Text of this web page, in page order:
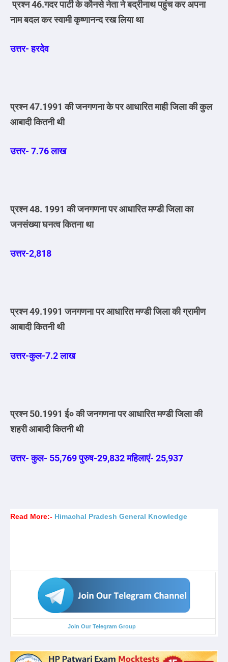
प्रश्न 46.गदर पार्टी के कौनसे नेता ने बद्रीनाथ पहुंच कर अपना
नाम बदल कर स्वामी कृष्णानन्द रख लिया था
उत्तर- हरदेव
प्रश्न 47.1991 की जनगणना के पर आधारित माही जिला की कुल
आबादी कितनी थी
उत्तर- 7.76 लाख
प्रश्न 48. 1991 की जनगणना पर आधारित मण्डी जिला का
जनसंख्या घनत्व कितना था
उत्तर-2,818
प्रश्न 49.1991 जनगणना पर आधारित मण्डी जिला की ग्रामीण
आबादी कितनी थी
उत्तर-कुल-7.2 लाख
प्रश्न 50.1991 ई० की जनगणना पर आधारित मण्डी जिला की
शहरी आबादी कितनी थी
उत्तर- कुल- 55,769 पुरुष-29,832 महिलाएं- 25,937
Read More:- Himachal Pradesh General Knowledge
Join Our Telegram Group